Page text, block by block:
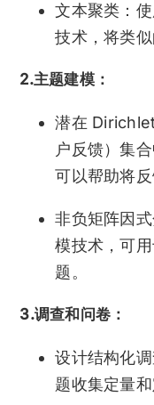
文本聚类：
技术，将类
2.主题建模：
潜在
户反馈）集
可以帮助将反
非负矩阵因
模技术，可
题。
3.调查和问卷：
设计结构化
题收集定量和